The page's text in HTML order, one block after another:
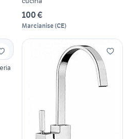
100 €
Marcianise(CE)